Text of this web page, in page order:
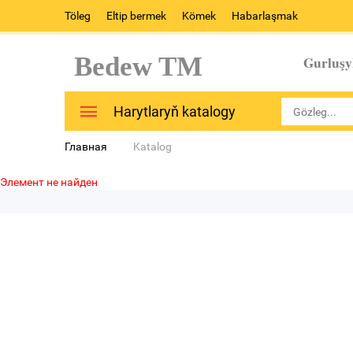
Töleg Eltip bermek Kömek Habarlaşmak
Bedew TM
Harytlaryň katalogy
Главная Katalog
Элемент не найден